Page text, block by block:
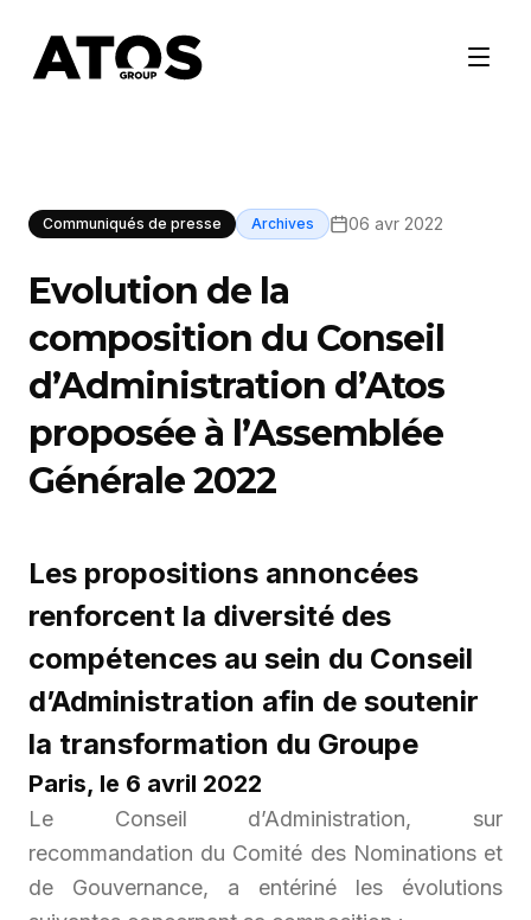
Communiqués de presse Archives 06 avr 2022
Evolution de la
composition du Conseil
d’Administration d’Atos
proposée à l’Assemblée
Générale 2022
Les propositions annoncées
renforcent la diversité des
compétences au sein du Conseil
d’Administration afin de soutenir
la transformation du Groupe
Paris, le 6 avril 2022
Le Conseil d’Administration, sur
recommandation du Comité des Nominations et
de Gouvernance, a entériné les évolutions